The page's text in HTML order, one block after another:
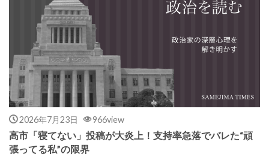
2026年7月23日 966view
高市「寝てない」投稿が大炎上！支持率急落でバレた“頑
張ってる私”の限界